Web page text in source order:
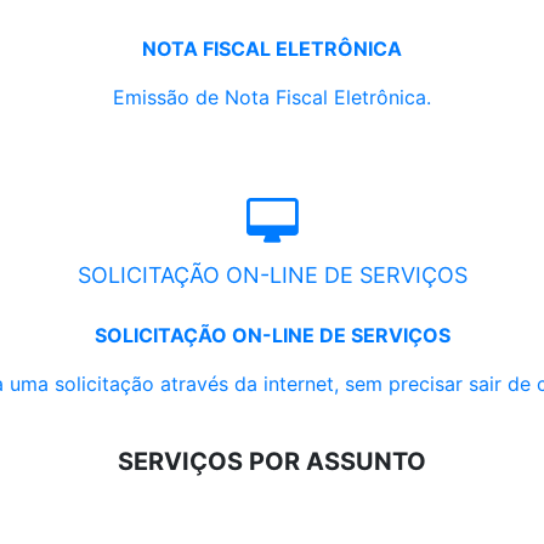
NOTA FISCAL ELETRÔNICA
Emissão de Nota Fiscal Eletrônica.
SOLICITAÇÃO ON-LINE DE SERVIÇOS
SOLICITAÇÃO ON-LINE DE SERVIÇOS
uma solicitação através da internet, sem precisar sair de
SERVIÇOS POR ASSUNTO